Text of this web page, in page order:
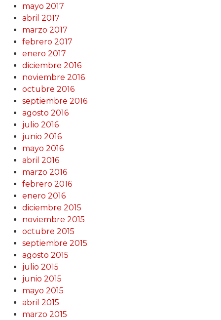
mayo 2017
abril 2017
marzo 2017
febrero 2017
enero 2017
diciembre 2016
noviembre 2016
octubre 2016
septiembre 2016
agosto 2016
julio 2016
junio 2016
mayo 2016
abril 2016
marzo 2016
febrero 2016
enero 2016
diciembre 2015
noviembre 2015
octubre 2015
septiembre 2015
agosto 2015
julio 2015
junio 2015
mayo 2015
abril 2015
marzo 2015